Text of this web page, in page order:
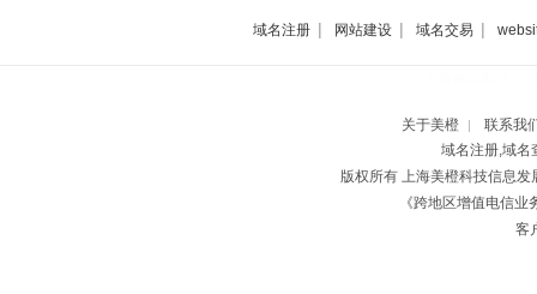
域名注册 | 网站建设 | 域名交易 |
关于美橙 |
联系我
域名注册,域名
版权所有 上海美橙科技信息
《跨地区增值电信
客